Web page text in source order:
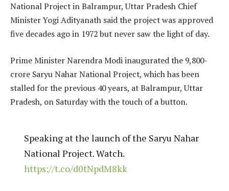
National Project in Balrampur, Uttar Pradesh Chief
Minister Yogi Adityanath said the project was approved
five decades ago in 1972 but never saw the light of day.
Prime Minister Narendra Modi inaugurated the 9,800-
crore Saryu Nahar National Project, which has been
stalled for the previous 40 years, at Balrampur, Uttar
Pradesh, on Saturday with the touch of a button.
Speaking at the launch of the Saryu Nahar
National Project. Watch.
https://t.co/d0tNpdM8kk